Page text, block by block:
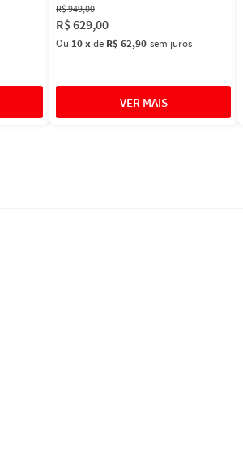
R$949,00
R$629,00
Ou 10xde R$ 62,90 sem juros